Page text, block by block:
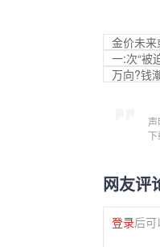
金价未
一:次“被
万向?钱
下
网友评
登录后